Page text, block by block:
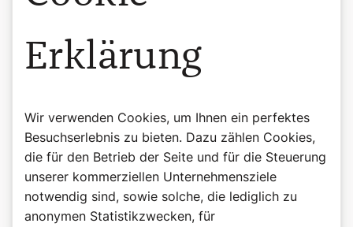
©Wiener Dom-Verlag
Erklärung
Wir verwenden Cookies, um Ihnen ein perfektes
Besuchserlebnis zu bieten. Dazu zählen Cookies,
die für den Betrieb der Seite und für die Steuerung
unserer kommerziellen Unternehmensziele
notwendig sind, sowie solche, die lediglich zu
anonymen Statistikzwecken, für